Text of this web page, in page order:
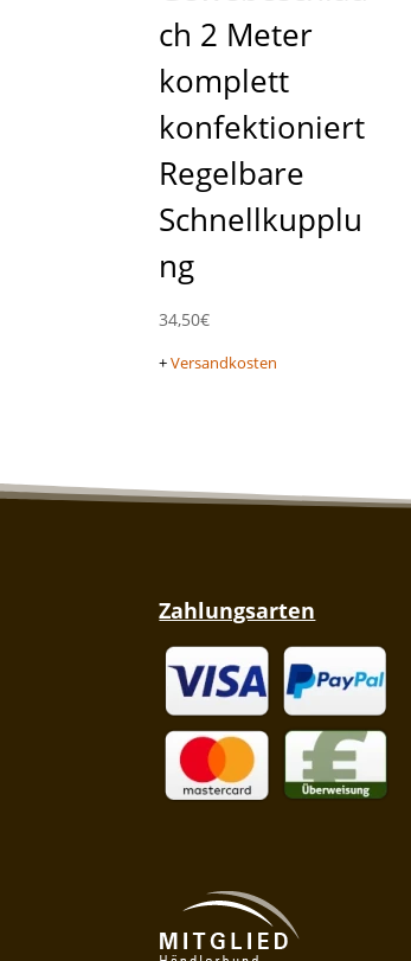
ch 2 Meter
komplett
konfektioniert
Regelbare
Schnellkupplu
ng
34,50€
+Versandkosten
Zahlungsarten